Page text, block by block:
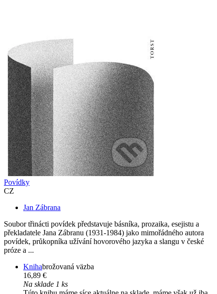
Povídky
CZ
Jan Zábrana
Soubor třinácti povídek představuje básníka, prozaika, esejistu a
překladatele Jana Zábranu (1931-1984) jako mimořádného autora
povídek, průkopníka užívání hovorového jazyka a slangu v české
próze a ...
Knihabrožovaná väzba
16,89 €
Na sklade 1 ks